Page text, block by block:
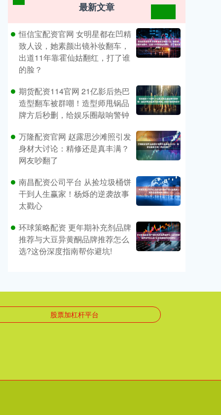
最新文章
恒信宝配资官网 女明星都在凹精
致人设，她素颜出镜补妆翻车，
出道11年靠霍仙姑翻红，打了谁
的脸？
期货配资114官网 21亿影后热巴
造型翻车被群嘲！造型师甩锅品
牌方后秒删，给娱乐圈敲响警钟
万隆配资官网 赵露思沙滩照引发
身材大讨论：精修还是真丰满？
网友吵翻了
南昌配资公司平台 从捡垃圾桶饼
干到人生赢家！杨烁的逆袭故事
太戳心
环球策略配资 更年期补充剂品牌
推荐与大豆异黄酮品牌推荐怎么
选?这份深度指南帮你避坑!
股票加杠杆平台